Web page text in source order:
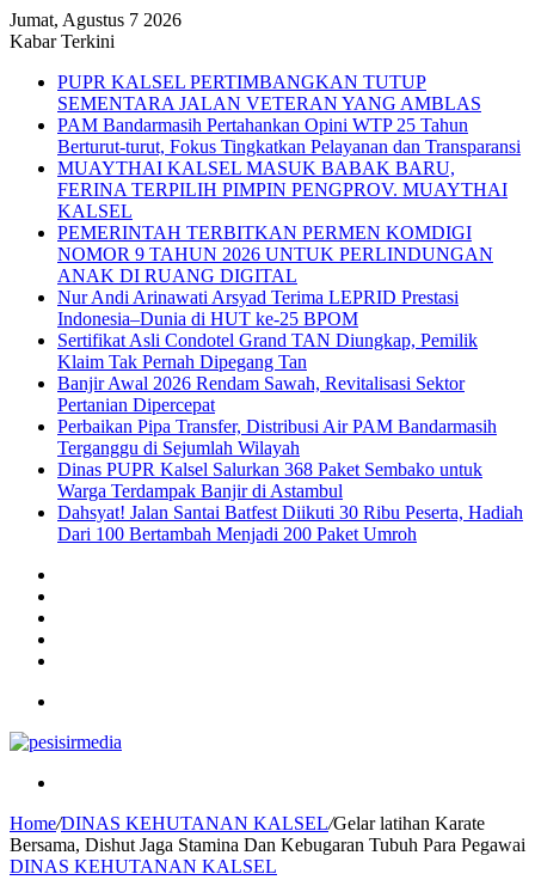
Jumat, Agustus 7 2026
Kabar Terkini
PUPR KALSEL PERTIMBANGKAN TUTUP
SEMENTARA JALAN VETERAN YANG AMBLAS
PAM Bandarmasih Pertahankan Opini WTP 25 Tahun
Berturut-turut, Fokus Tingkatkan Pelayanan dan Transparansi
MUAYTHAI KALSEL MASUK BABAK BARU,
FERINA TERPILIH PIMPIN PENGPROV. MUAYTHAI
KALSEL
PEMERINTAH TERBITKAN PERMEN KOMDIGI
NOMOR 9 TAHUN 2026 UNTUK PERLINDUNGAN
ANAK DI RUANG DIGITAL
Nur Andi Arinawati Arsyad Terima LEPRID Prestasi
Indonesia–Dunia di HUT ke-25 BPOM
Sertifikat Asli Condotel Grand TAN Diungkap, Pemilik
Klaim Tak Pernah Dipegang Tan
Banjir Awal 2026 Rendam Sawah, Revitalisasi Sektor
Pertanian Dipercepat
Perbaikan Pipa Transfer, Distribusi Air PAM Bandarmasih
Terganggu di Sejumlah Wilayah
Dinas PUPR Kalsel Salurkan 368 Paket Sembako untuk
Warga Terdampak Banjir di Astambul
Dahsyat! Jalan Santai Batfest Diikuti 30 Ribu Peserta, Hadiah
Dari 100 Bertambah Menjadi 200 Paket Umroh
Home/DINAS KEHUTANAN KALSEL/Gelar latihan Karate
Bersama, Dishut Jaga Stamina Dan Kebugaran Tubuh Para Pegawai
DINAS KEHUTANAN KALSEL